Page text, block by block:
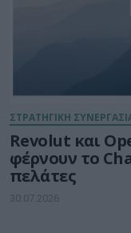
ΣΤΡΑΤΗΓΙΚΗ
Revolut και
φέρνουν το
πελάτες
30.07.2026